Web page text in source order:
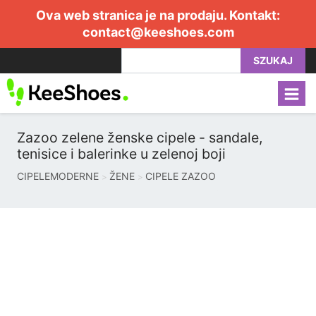
Ova web stranica je na prodaju. Kontakt:
contact@keeshoes.com
SZUKAJ
Zazoo zelene ženske cipele - sandale,
tenisice i balerinke u zelenoj boji
CIPELEMODERNE ŽENE CIPELE ZAZOO